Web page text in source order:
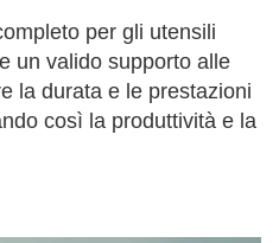
per gli utensili
un valido supporto alle
la durata e le prestazioni
così la produttività e la